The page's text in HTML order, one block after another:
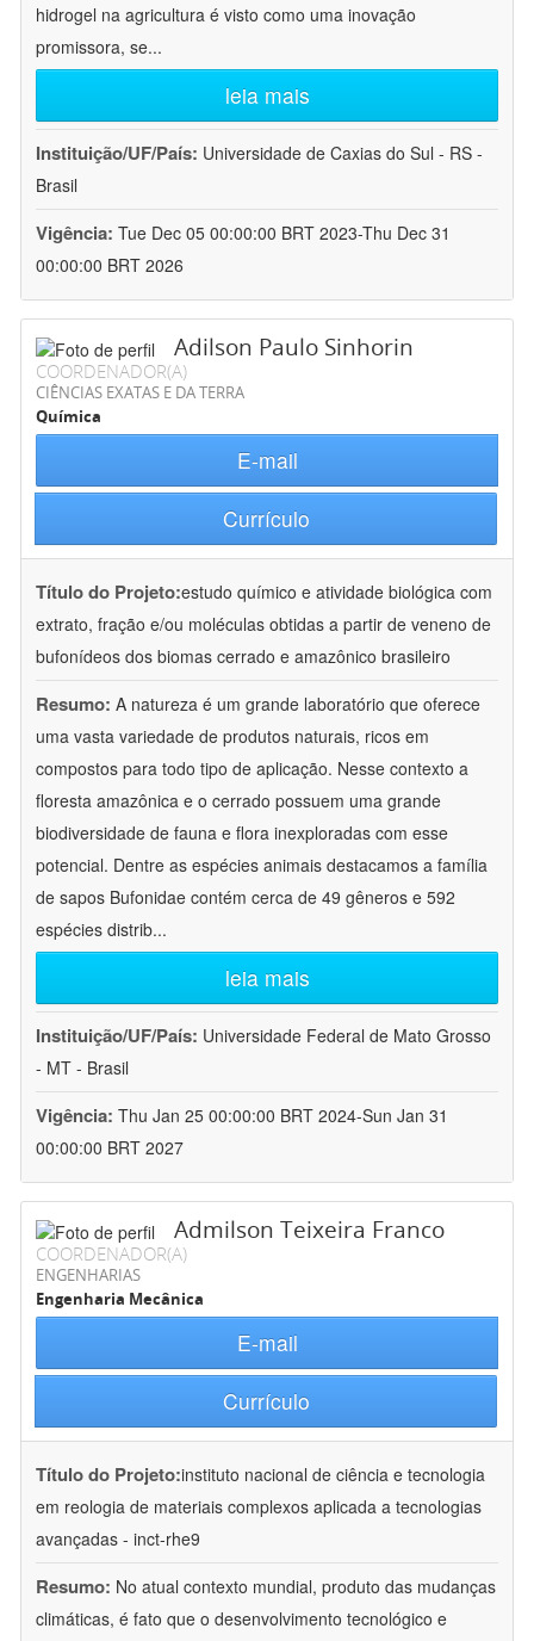
hidrogel na agricultura é visto como uma inovação
promissora, se...
leia mais
Instituição/UF/País: Universidade de Caxias do Sul - RS -
Brasil
Vigência: Tue Dec 05 00:00:00 BRT 2023-Thu Dec 31
00:00:00 BRT 2026
Adilson Paulo Sinhorin
COORDENADOR(A)
CIÊNCIAS EXATAS E DA TERRA
Química
E-mail
Currículo
Título do Projeto:estudo químico e atividade biológica com
extrato, fração e/ou moléculas obtidas a partir de veneno de
bufonídeos dos biomas cerrado e amazônico brasileiro
Resumo: A natureza é um grande laboratório que oferece
uma vasta variedade de produtos naturais, ricos em
compostos para todo tipo de aplicação. Nesse contexto a
floresta amazônica e o cerrado possuem uma grande
biodiversidade de fauna e flora inexploradas com esse
potencial. Dentre as espécies animais destacamos a família
de sapos Bufonidae contém cerca de 49 gêneros e 592
espécies distrib...
leia mais
Instituição/UF/País: Universidade Federal de Mato Grosso
- MT - Brasil
Vigência: Thu Jan 25 00:00:00 BRT 2024-Sun Jan 31
00:00:00 BRT 2027
Admilson Teixeira Franco
COORDENADOR(A)
ENGENHARIAS
Engenharia Mecânica
E-mail
Currículo
Título do Projeto:instituto nacional de ciência e tecnologia
em reologia de materiais complexos aplicada a tecnologias
avançadas - inct-rhe9
Resumo: No atual contexto mundial, produto das mudanças
climáticas, é fato que o desenvolvimento tecnológico e